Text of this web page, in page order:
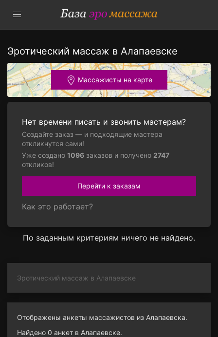
Эротический массаж в Алапаевске
Массажисты на карте
Нет времени писать и звонить мастерам?
Создайте заказ — и подходящие мастера
откликнутся сами!
Уже создано 1096 заказов и получено 2747
откликов!
Перейти к заказам
Как это работает?
По заданным критериям ничего не найдено.
Эротический массаж в Алапаевске
Отображены анкеты массажистов из Алапаевска.
Найдено 0 анкет в Алапаевске.